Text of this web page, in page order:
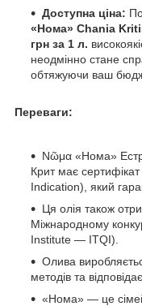
Доступна ціна:
«Нома» Chania
грн за 1 л.
неодмінно стане
обтяжуючи ваш
Переваги:
Νῶμα «Нома»
Крит має
Indication), який
Ця олія також
Міжнародному
Institute — ITQI).
Олива
методів та
«Нома» — це